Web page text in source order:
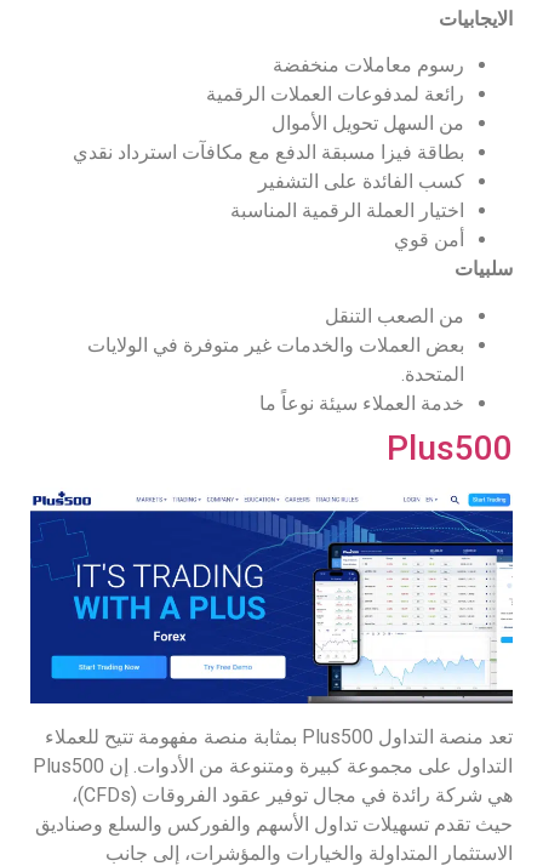
الايجابيات
رسوم معاملات منخفضة
رائعة لمدفوعات العملات الرقمية
من السهل تحويل الأموال
بطاقة فيزا مسبقة الدفع مع مكافآت استرداد نقدي
كسب الفائدة على التشفير
اختيار العملة الرقمية المناسبة
أمن قوي
سلبيات
من الصعب التنقل
بعض العملات والخدمات غير متوفرة في الولايات
المتحدة.
خدمة العملاء سيئة نوعاً ما
Plus500
تعد منصة التداول Plus500 بمثابة منصة مفهومة تتيح للعملاء
التداول على مجموعة كبيرة ومتنوعة من الأدوات. إن Plus500
هي شركة رائدة في مجال توفير عقود الفروقات (CFDs)،
حيث تقدم تسهيلات تداول الأسهم والفوركس والسلع وصناديق
الاستثمار المتداولة والخيارات والمؤشرات، إلى جانب